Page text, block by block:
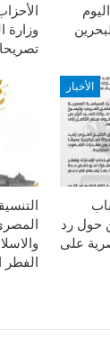
وزارة
الفطر
الأخبار
حول رد
على